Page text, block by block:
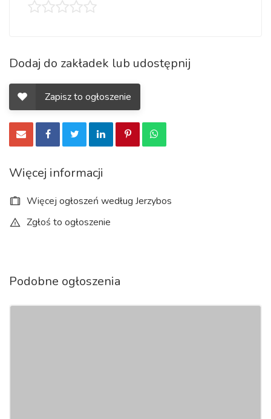
Dodaj do zakładek lub udostępnij
Zapisz to ogłoszenie
Więcej informacji
Więcej ogłoszeń według Jerzybos
Zgłoś to ogłoszenie
Podobne ogłoszenia